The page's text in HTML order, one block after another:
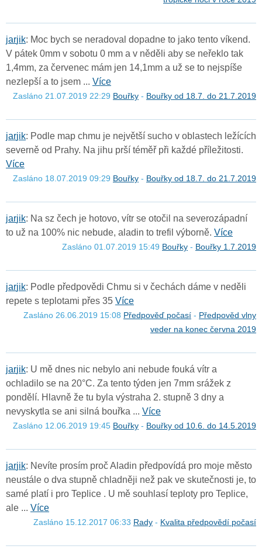
jarjik: Moc bych se neradoval dopadne to jako tento víkend.
V pátek 0mm v sobotu 0 mm a v něděli aby se neřeklo tak
1,4mm, za červenec mám jen 14,1mm a už se to nejspíše
nezlepší a to jsem ... Více
Zasláno 21.07.2019 22:29 Bouřky - Bouřky od 18.7. do 21.7.2019
jarjik: Podle map chmu je největší sucho v oblastech ležících
severně od Prahy. Na jihu prší téměř při každé příležitosti.
Více
Zasláno 18.07.2019 09:29 Bouřky - Bouřky od 18.7. do 21.7.2019
jarjik: Na sz čech je hotovo, vítr se otočil na severozápadní
to už na 100% nic nebude, aladin to trefil výborně. Více
Zasláno 01.07.2019 15:49 Bouřky - Bouřky 1.7.2019
jarjik: Podle předpovědi Chmu si v čechách dáme v neděli
repete s teplotami přes 35 Více
Zasláno 26.06.2019 15:08 Předpověď počasí - Předpověd vlny
veder na konec června 2019
jarjik: U mě dnes nic nebylo ani nebude fouká vítr a
ochladilo se na 20°C. Za tento týden jen 7mm srážek z
pondělí. Hlavně že tu byla výstraha 2. stupně 3 dny a
nevyskytla se ani silná bouřka ... Více
Zasláno 12.06.2019 19:45 Bouřky - Bouřky od 10.6. do 14.5.2019
jarjik: Nevíte prosím proč Aladin předpovídá pro moje město
neustále o dva stupně chladněji než pak ve skutečnosti je, to
samé platí i pro Teplice . U mě souhlasí teploty pro Teplice,
ale ... Více
Zasláno 15.12.2017 06:33 Rady - Kvalita předpovědí počasí